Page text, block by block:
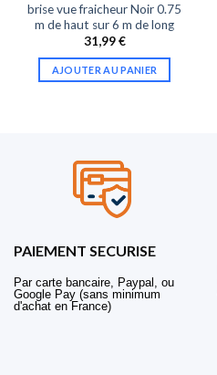
brise vue fraicheur Noir 0.75
m de haut sur 6 m de long
31,99€
AJOUTER AU PANIER
PAIEMENT SECURISE
Par carte bancaire, Paypal, ou
Google Pay (sans minimum
d'achat en France)